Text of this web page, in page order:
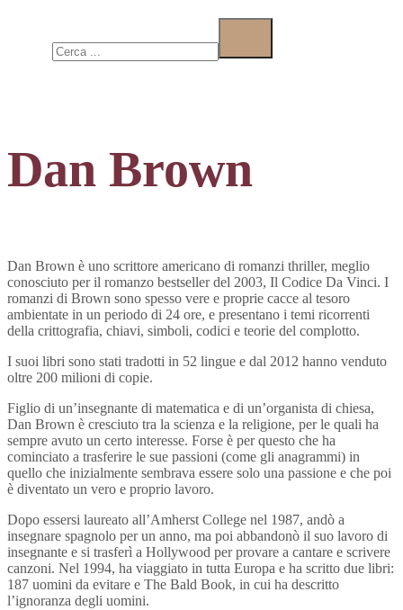
Dan Brown
Dan Brown è uno scrittore americano di romanzi thriller, meglio
conosciuto per il romanzo bestseller del 2003, Il Codice Da Vinci. I
romanzi di Brown sono spesso vere e proprie cacce al tesoro
ambientate in un periodo di 24 ore, e presentano i temi ricorrenti
della crittografia, chiavi, simboli, codici e teorie del complotto.
I suoi libri sono stati tradotti in 52 lingue e dal 2012 hanno venduto
oltre 200 milioni di copie.
Figlio di un’insegnante di matematica e di un’organista di chiesa,
Dan Brown è cresciuto tra la scienza e la religione, per le quali ha
sempre avuto un certo interesse. Forse è per questo che ha
cominciato a trasferire le sue passioni (come gli anagrammi) in
quello che inizialmente sembrava essere solo una passione e che poi
è diventato un vero e proprio lavoro.
Dopo essersi laureato all’Amherst College nel 1987, andò a
insegnare spagnolo per un anno, ma poi abbandonò il suo lavoro di
insegnante e si trasferì a Hollywood per provare a cantare e scrivere
canzoni. Nel 1994, ha viaggiato in tutta Europa e ha scritto due libri:
187 uomini da evitare e The Bald Book, in cui ha descritto
l’ignoranza degli uomini.